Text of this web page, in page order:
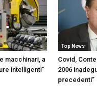
macchinari, a
intelligenti”
Top News
Covid,
2006
precedenti”